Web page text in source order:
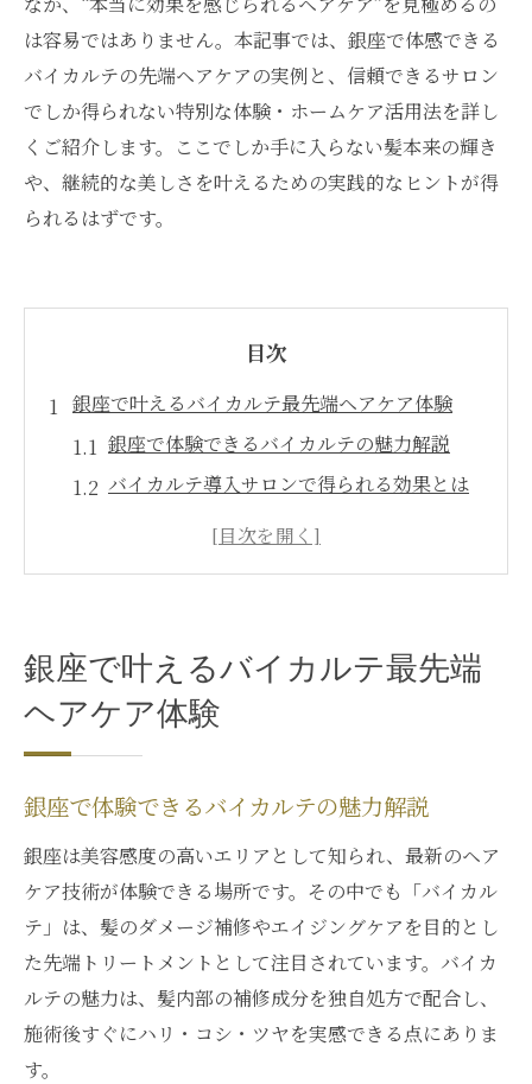
は容易ではありません。本記事では、銀座で体感できる
バイカルテの先端ヘアケアの実例と、信頼できるサロン
でしか得られない特別な体験・ホームケア活用法を詳し
くご紹介します。ここでしか手に入らない髪本来の輝き
や、継続的な美しさを叶えるための実践的なヒントが得
られるはずです。
目次
銀座で叶えるバイカルテ最先端ヘアケア体験
銀座で体験できるバイカルテの魅力解説
バイカルテ導入サロンで得られる効果とは
初めてでも安心なバイカルテ施術の流れ
ダメージ補修にバイカルテが選ばれる理由
バイカルテがダメージ毛に効く秘密とは
銀座で選ばれるバイカルテ補修力の実力
バイカルテ施術後の髪質変化を徹底検証
銀座で話題のバイカルテ補修体験談紹介
髪質改善ならバイカルテ一択の魅力
髪質改善に特化したバイカルテの特徴
バイカルテで叶えるツヤ髪の実感レポート
銀座でバイカルテが髪質改善に選ばれる訳
バイカルテの持続力を高めるケア方法
銀座で叶えるバイカルテ最先端
ヘアケア体験
銀座で体験できるバイカルテの魅力解説
銀座は美容感度の高いエリアとして知られ、最新のヘア
ケア技術が体験できる場所です。その中でも「バイカル
テ」は、髪のダメージ補修やエイジングケアを目的とし
た先端トリートメントとして注目されています。バイカ
ルテの魅力は、髪内部の補修成分を独自処方で配合し、
施術後すぐにハリ・コシ・ツヤを実感できる点にありま
す。